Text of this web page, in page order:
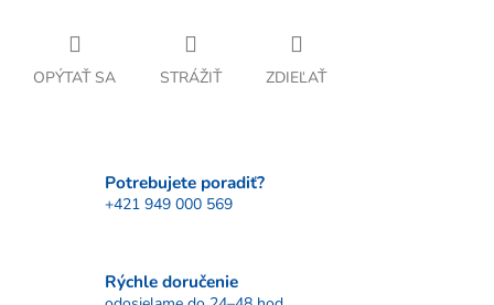
OPÝTAŤ SA STRÁŽIŤ ZDIEĽAŤ
Potrebujete poradiť?
+421 949 000 569
Rýchle doručenie